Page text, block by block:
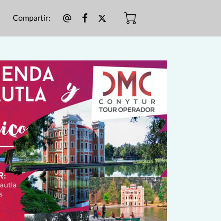
Compartir: